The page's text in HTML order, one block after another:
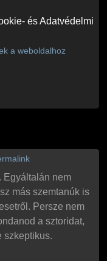
és Adatvédelmi
a weboldalhoz
Egyáltalán nem
más szemtanúk is
Persze nem
a sztoridat,
szkeptikus.